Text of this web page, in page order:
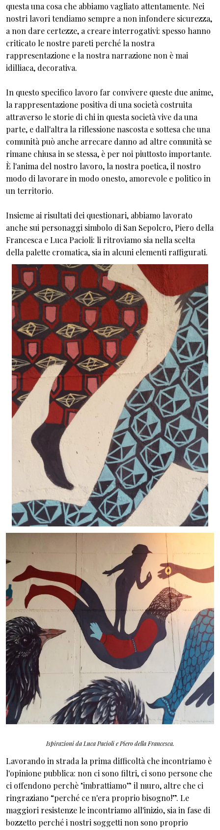
questa una cosa che abbiamo vagliato attentamente. Nei
nostri lavori tendiamo sempre a non infondere sicurezza,
a non dare certezze, a creare interrogativi: spesso hanno
criticato le nostre pareti perché la nostra
rappresentazione e la nostra narrazione non è mai
idilliaca, decorativa.
In questo specifico lavoro far convivere queste due anime,
la rappresentazione positiva di una società costruita
attraverso le storie di chi in questa società vive da una
parte, e dall'altra la riflessione nascosta e sottesa che una
comunità può anche arrecare danno ad altre comunità se
rimane chiusa in se stessa, è per noi piuttosto importante.
È l'anima del nostro lavoro, la nostra poetica, il nostro
modo di lavorare in modo onesto, amorevole e politico in
un territorio.
Insieme ai risultati dei questionari, abbiamo lavorato
anche sui personaggi simbolo di San Sepolcro, Piero della
Francesca e Luca Pacioli: li ritroviamo sia nella scelta
della palette cromatica, sia in alcuni elementi raffigurati.
Ispirazioni da Luca Pacioli e Piero della Francesca.
Lavorando in strada la prima difficoltà che incontriamo è
l'opinione pubblica: non ci sono filtri, ci sono persone che
ci offendono perchè "imbrattiamo” il muro, altre che ci
ringraziano “perché ce n'era proprio bisogno!”. Le
maggiori resistenze le incontriamo all'inizio, sia in fase di
bozzetto perché i nostri soggetti non sono proprio